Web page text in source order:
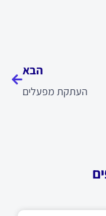
הבא
העתקת מפעלים